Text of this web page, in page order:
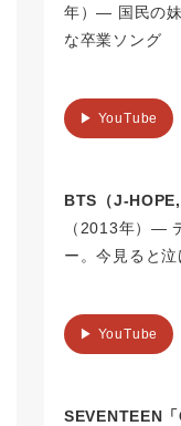
年）― 国民の
な卒業ソング
▶ YouTube
BTS（J-
（2013年）―
ー。今見ると泣
▶ YouTube
SEVENTEEN